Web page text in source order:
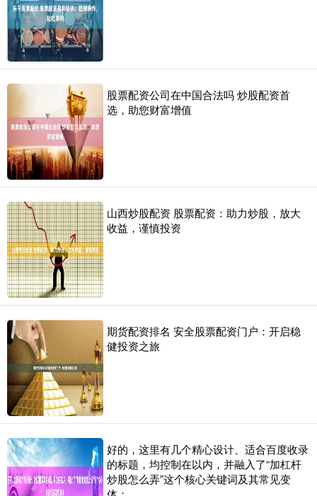
股票配资公司在中国合法吗 炒股配资首
选，助您财富增值
山西炒股配资 股票配资：助力炒股，放大
收益，谨慎投资
期货配资排名 安全股票配资门户：开启稳
健投资之旅
好的，这里有几个精心设计、适合百度收录
的标题，均控制在以内，并融入了“加杠杆
炒股怎么弄”这个核心关键词及其常见变